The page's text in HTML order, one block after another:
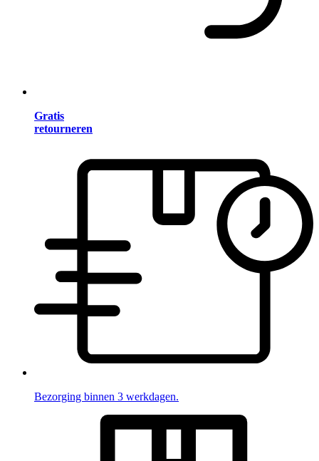
Gratis
retourneren
Bezorging binnen 3 werkdagen.